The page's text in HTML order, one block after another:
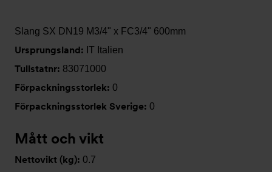
Slang SX DN19 M3/4" x FC3/4" 600mm
Ursprungsland: IT Italien
Tullstatnr: 83071000
Förpackningsstorlek: 0
Förpackningsstorlek Sverige: 0
Mått och vikt
Nettovikt (kg): 0.7